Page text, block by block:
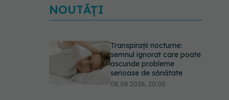
NOUTĂȚI
Transpirații nocturne:
semnul ignorat care poate
ascunde probleme
serioase de sănătate
08.08.2026, 20:00